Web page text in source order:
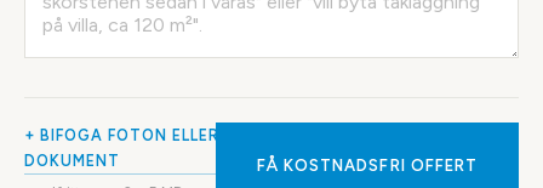
+ BIFOGA FOTON ELLER
DOKUMENT
FÅ KOSTNADSFRI OFFERT